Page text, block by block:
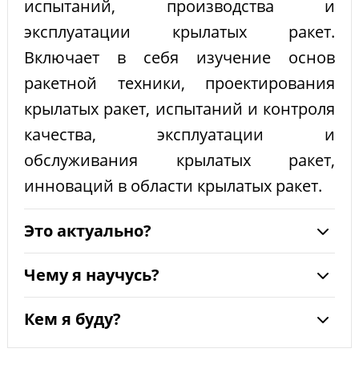
испытаний, производства и
эксплуатации крылатых ракет.
Включает в себя изучение основ
ракетной техники, проектирования
крылатых ракет, испытаний и контроля
качества, эксплуатации и
обслуживания крылатых ракет,
инноваций в области крылатых ракет.
Это актуально?
Чему я научусь?
Кем я буду?